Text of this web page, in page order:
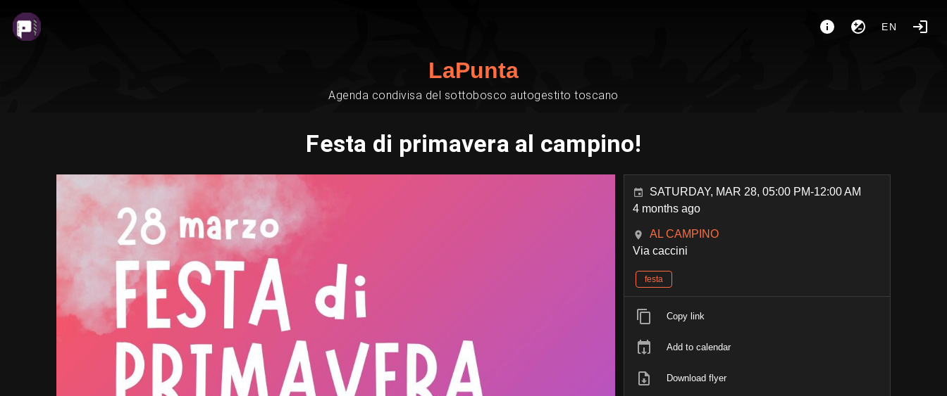
EN
LaPunta
Agenda condivisa del sottobosco autogestito toscano
Festa di primavera al campino!
SATURDAY, MAR 28, 05:00 PM-12:00 AM
4 months ago
AL CAMPINO
Via caccini
festa
Copy link
Add to calendar
Download flyer